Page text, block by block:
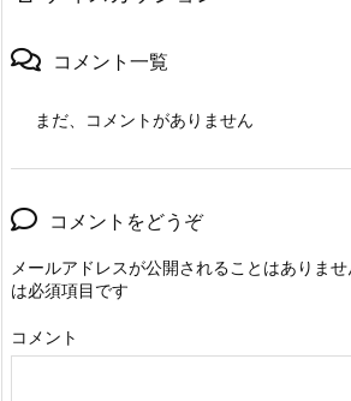
コメント一覧
まだ、コメントがありません
コメントをどうぞ
メールアドレスが公開されることはありませ
は必須項目です
コメント